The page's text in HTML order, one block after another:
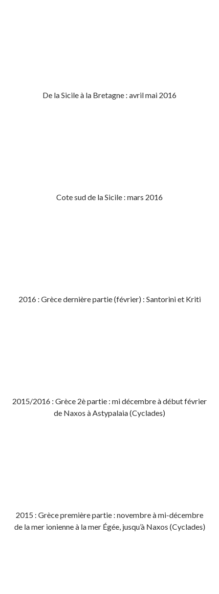
De la Sicile à la Bretagne : avril mai 2016
Cote sud de la Sicile : mars 2016
2016 : Grèce dernière partie (février) : Santorini et Kriti
2015/2016 : Grèce 2è partie : mi décembre à début février
de Naxos à Astypalaia (Cyclades)
2015 : Grèce première partie : novembre à mi-décembre
de la mer ionienne à la mer Égée, jusqu’à Naxos (Cyclades)